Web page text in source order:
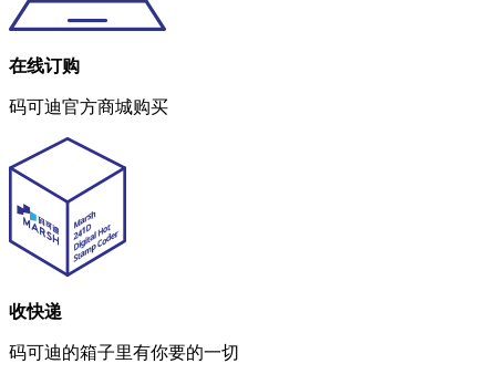
在线订购
码可迪官方商城购买
收快递
码可迪的箱子里有你要的一切